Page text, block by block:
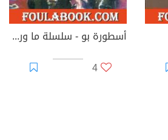
أسطورة بو - سلسلة ما وراء الطبيعة
4